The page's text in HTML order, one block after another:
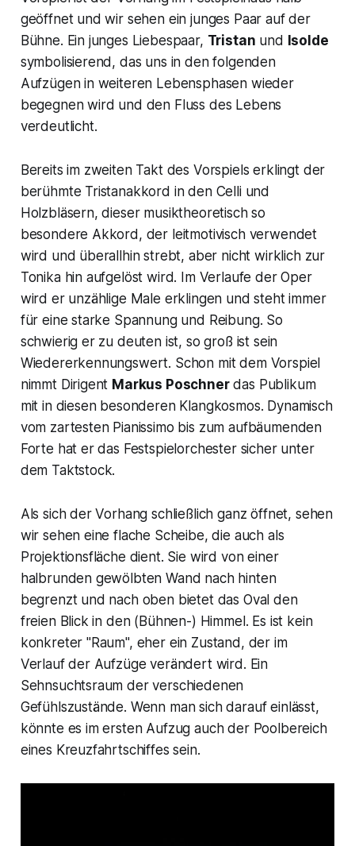
geöffnet und wir sehen ein junges Paar auf der
Bühne. Ein junges Liebespaar, Tristan und Isolde
symbolisierend, das uns in den folgenden
Aufzügen in weiteren Lebensphasen wieder
begegnen wird und den Fluss des Lebens
verdeutlicht.
Bereits im zweiten Takt des Vorspiels erklingt der
berühmte Tristanakkord in den Celli und
Holzbläsern, dieser musiktheoretisch so
besondere Akkord, der leitmotivisch verwendet
wird und überallhin strebt, aber nicht wirklich zur
Tonika hin aufgelöst wird. Im Verlaufe der Oper
wird er unzählige Male erklingen und steht immer
für eine starke Spannung und Reibung. So
schwierig er zu deuten ist, so groß ist sein
Wiedererkennungswert. Schon mit dem Vorspiel
nimmt Dirigent Markus Poschnerdas Publikum
mit in diesen besonderen Klangkosmos. Dynamisch
vom zartesten Pianissimo bis zum aufbäumenden
Forte hat er das Festspielorchester sicher unter
dem Taktstock.
Als sich der Vorhang schließlich ganz öffnet, sehen
wir sehen eine flache Scheibe, die auch als
Projektionsfläche dient. Sie wird von einer
halbrunden gewölbten Wand nach hinten
begrenzt und nach oben bietet das Oval den
freien Blick in den (Bühnen-) Himmel. Es ist kein
konkreter "Raum", eher ein Zustand, der im
Verlauf der Aufzüge verändert wird. Ein
Sehnsuchtsraum der verschiedenen
Gefühlszustände. Wenn man sich darauf einlässt,
könnte es im ersten Aufzug auch der Poolbereich
eines Kreuzfahrtschiffes sein.